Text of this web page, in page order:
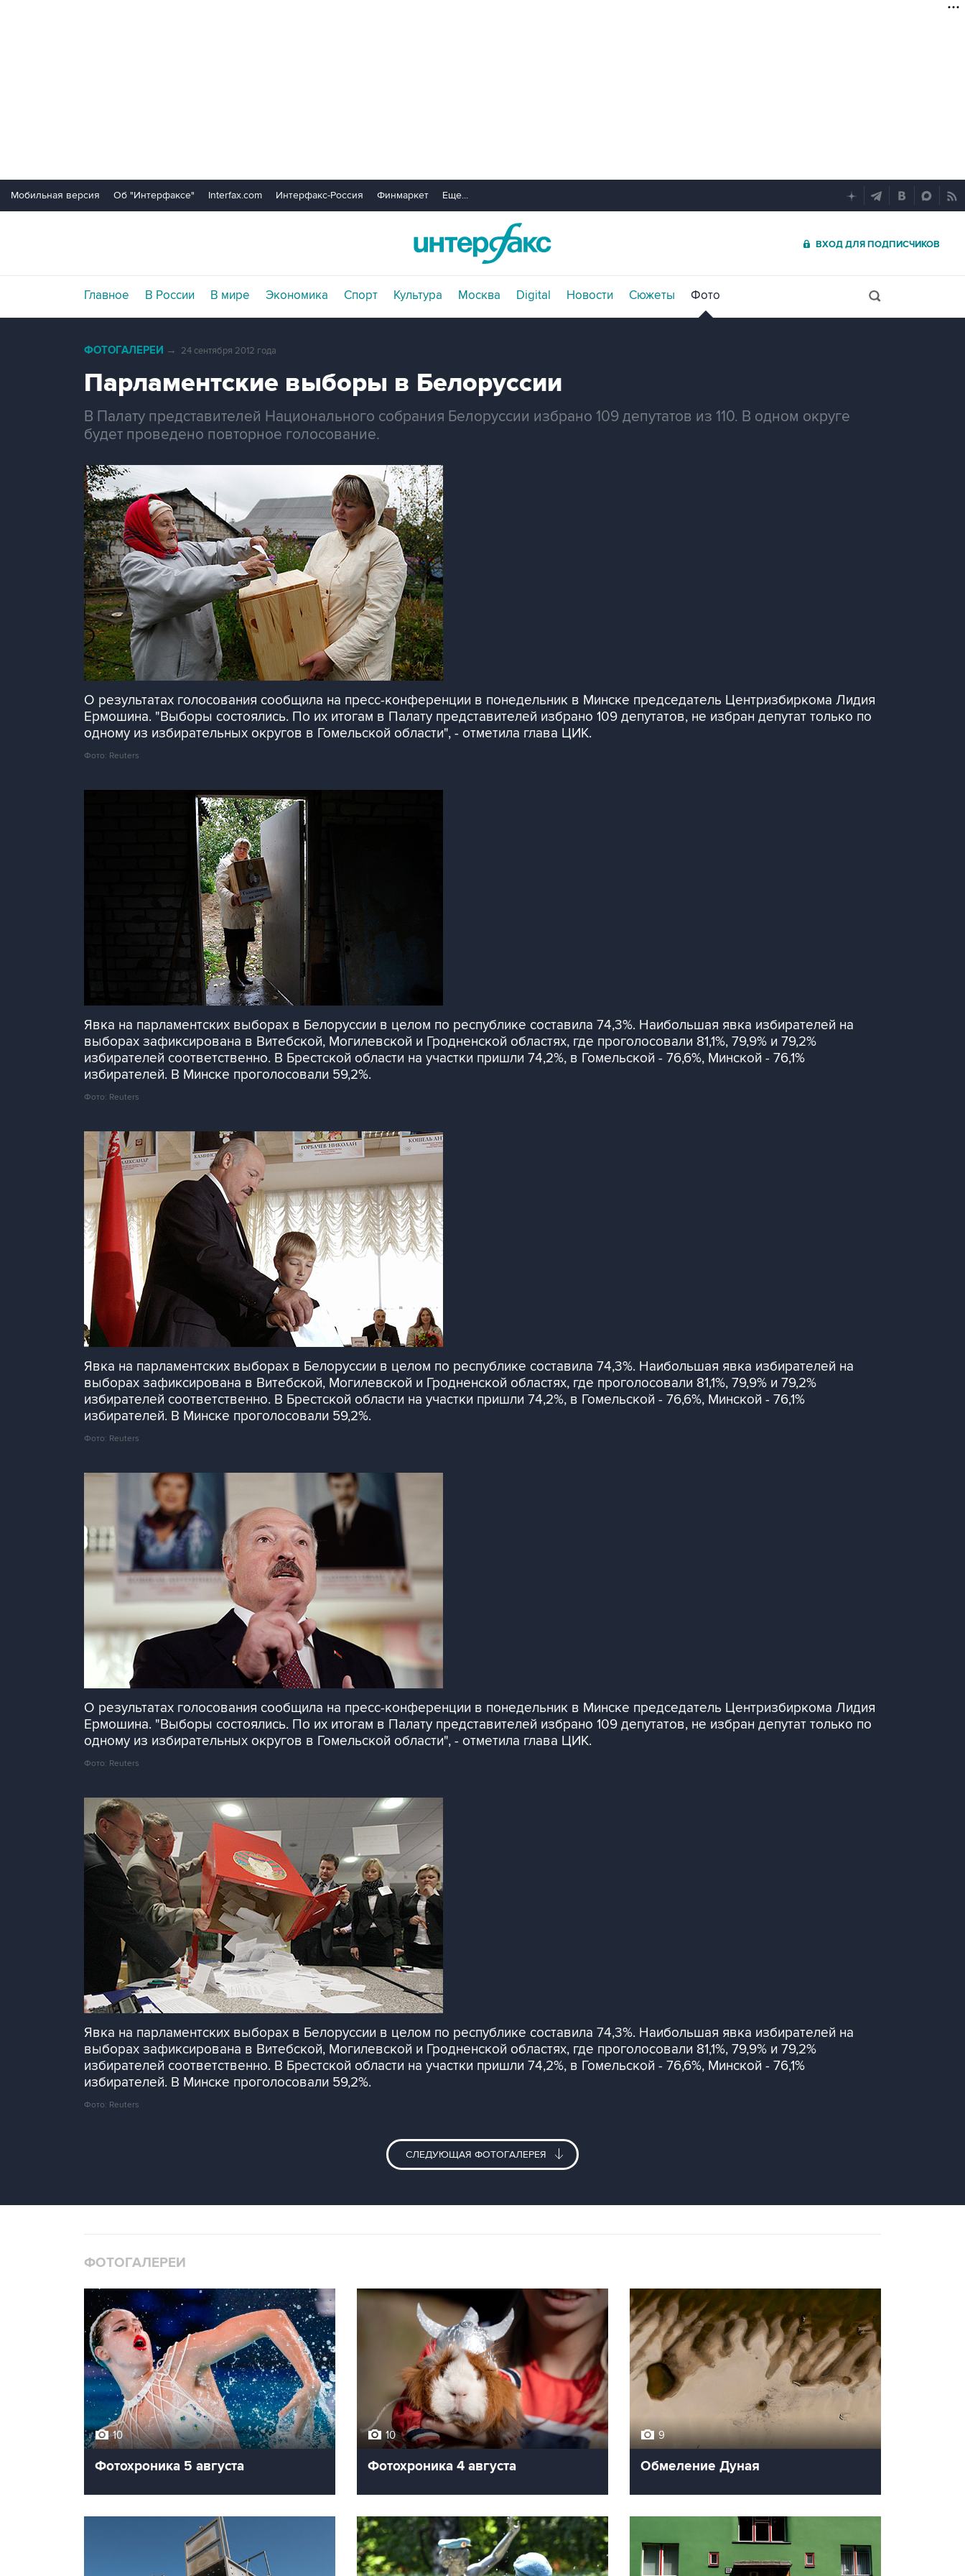
Мобильная версия Об "Интерфаксе" Interfax.com Интерфакс-Россия Финмаркет Еще...
ВХОД ДЛЯ ПОДПИСЧИКОВ
Главное В России В мире Экономика Спорт Культура Москва Digital Новости Сюжеты Фото
ФОТОГАЛЕРЕИ → 24 сентября 2012 года
Парламентские выборы в Белоруссии
В Палату представителей Национального собрания Белоруссии избрано 109 депутатов из 110. В одном округе
будет проведено повторное голосование.
О результатах голосования сообщила на пресс-конференции в понедельник в Минске председатель Центризбиркома Лидия
Ермошина. "Выборы состоялись. По их итогам в Палату представителей избрано 109 депутатов, не избран депутат только по
одному из избирательных округов в Гомельской области", - отметила глава ЦИК.
Фото: Reuters
Явка на парламентских выборах в Белоруссии в целом по республике составила 74,3%. Наибольшая явка избирателей на
выборах зафиксирована в Витебской, Могилевской и Гродненской областях, где проголосовали 81,1%, 79,9% и 79,2%
избирателей соответственно. В Брестской области на участки пришли 74,2%, в Гомельской - 76,6%, Минской - 76,1%
избирателей. В Минске проголосовали 59,2%.
Фото: Reuters
Явка на парламентских выборах в Белоруссии в целом по республике составила 74,3%. Наибольшая явка избирателей на
выборах зафиксирована в Витебской, Могилевской и Гродненской областях, где проголосовали 81,1%, 79,9% и 79,2%
избирателей соответственно. В Брестской области на участки пришли 74,2%, в Гомельской - 76,6%, Минской - 76,1%
избирателей. В Минске проголосовали 59,2%.
Фото: Reuters
О результатах голосования сообщила на пресс-конференции в понедельник в Минске председатель Центризбиркома Лидия
Ермошина. "Выборы состоялись. По их итогам в Палату представителей избрано 109 депутатов, не избран депутат только по
одному из избирательных округов в Гомельской области", - отметила глава ЦИК.
Фото: Reuters
Явка на парламентских выборах в Белоруссии в целом по республике составила 74,3%. Наибольшая явка избирателей на
выборах зафиксирована в Витебской, Могилевской и Гродненской областях, где проголосовали 81,1%, 79,9% и 79,2%
избирателей соответственно. В Брестской области на участки пришли 74,2%, в Гомельской - 76,6%, Минской - 76,1%
избирателей. В Минске проголосовали 59,2%.
Фото: Reuters
СЛЕДУЮЩАЯ ФОТОГАЛЕРЕЯ
ФОТОГАЛЕРЕИ
10
Фотохроника 5 августа
10
Фотохроника 4 августа
9
Обмеление Дуная